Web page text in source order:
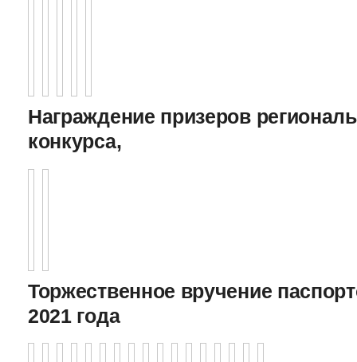
Награждение призеров
конкурса,
Торжественное вручение
2021 года